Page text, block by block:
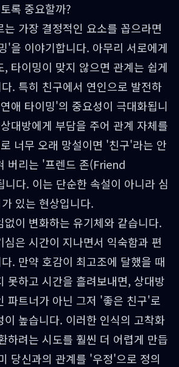
록 중요할까?
가장 결정적인 요소를 꼽으라면
'을 이야기합니다. 아무리 서로에게
, 타이밍이 맞지 않으면 관계는 쉽게
. 특히 친구에서 연인으로 발전하
애 타이밍'의 중요성이 극대화됩니
대방에게 부담을 주어 관계 자체를
너무 오래 망설이면 '친구'라는 안
버리는 '프렌드 존(Friend
다. 이는 단순한 속설이 아니라 심
있는 현상입니다.
이 변화하는 유기체와 같습니다.
심은 시간이 지나면서 익숙함과 편
. 만약 호감이 최고조에 달했을 때
못하고 시간을 흘려보내면, 상대방
파트너가 아닌 그저 '좋은 친구'로
이 높습니다. 이러한 인식의 고착화
하려는 시도를 훨씬 더 어렵게 만듭
당신과의 관계를 '우정'으로 정의